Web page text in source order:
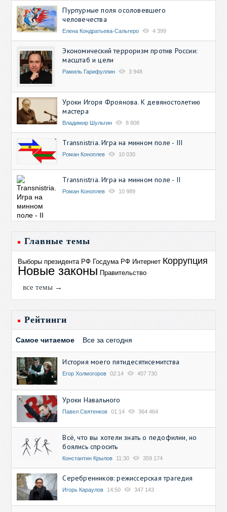
Пурпурные поля осоловевшего
человечества
Елена Кондратьева-Сальгеро 4 399
Экономический терроризм против России:
масштаб и цели
Рамиль Гарифуллин 3 948
Уроки Игоря Фроянова. К девяностолетию
мастера
Владимир Шульгин 8 808
Transnistria. Игра на минном поле - III
Роман Коноплев 10 030
Transnistria. Игра на минном поле - II
Роман Коноплев 10 989
Главные темы
Выборы президента РФ Госдума РФ Интернет Коррупция
Новые законы Правительство
все темы →
Рейтинги
Самое читаемое Все за сегодня
История моего пятидесятисемитства
Егор Холмогоров 02:14 407 730
Уроки Навального
Павел Святенков 01:14 364 464
Всё, что вы хотели знать о педофилии, но
боялись спросить
Константин Крылов 11:30 359 174
Серебренников: режиссерская трагедия
Игорь Караулов 14:50 347 143